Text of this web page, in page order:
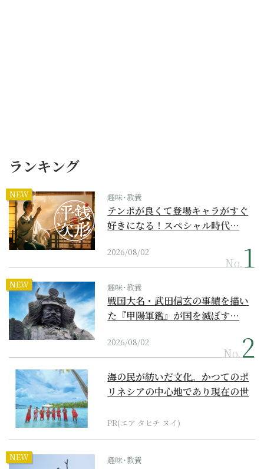
ランキング
NEW 趣味･教養
テンポが良くて登場キャラがすぐ
好きになる！スペシャル時代…
2026/08/02
No.
NEW 趣味･教養
戦国大名・武田信玄の事績を描い
た『甲陽軍鑑』が国を滅ぼす…
2026/08/02
No.
海の民が紡いだ文化。かつてのポ
リネシアの中心地であり現在の世
PR(エア タヒチ ヌイ)
NEW 趣味･教養